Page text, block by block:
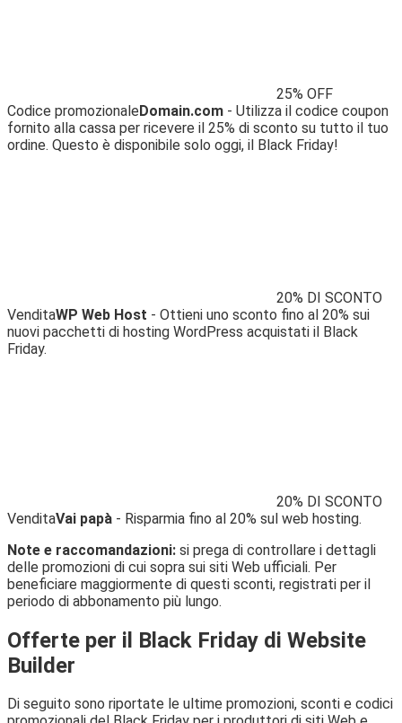
25% OFF
Codice promozionaleDomain.com - Utilizza il codice coupon
fornito alla cassa per ricevere il 25% di sconto su tutto il tuo
ordine. Questo è disponibile solo oggi, il Black Friday!
20% DI SCONTO
VenditaWP Web Host - Ottieni uno sconto fino al 20% sui
nuovi pacchetti di hosting WordPress acquistati il ​​Black
Friday.
20% DI SCONTO
VenditaVai papà - Risparmia fino al 20% sul web hosting.
Note e raccomandazioni: si prega di controllare i dettagli
delle promozioni di cui sopra sui siti Web ufficiali. Per
beneficiare maggiormente di questi sconti, registrati per il
periodo di abbonamento più lungo.
Offerte per il Black Friday di Website
Builder
Di seguito sono riportate le ultime promozioni, sconti e codici